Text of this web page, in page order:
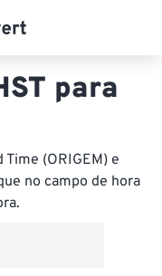
para
(ORIGEM) e
no campo de hora